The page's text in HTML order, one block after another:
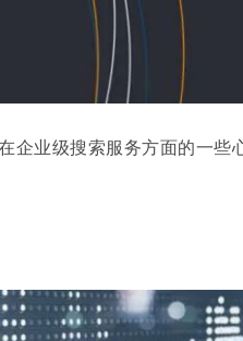
企业级搜索服务方面的一些